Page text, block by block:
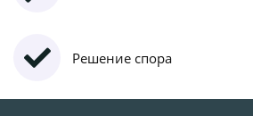
Решение спора